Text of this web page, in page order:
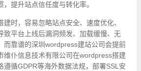
提升站点信任度与转化率。
建时，容易忽略站点安全、速度优化、
致平台上线后漏洞频发、加载缓慢、无
而靠谱的深圳wordpress建站公司会提前
维仆信息技术有限公司在wordpress搭建
遵循GDPR等海外数据法规，部署SSL安